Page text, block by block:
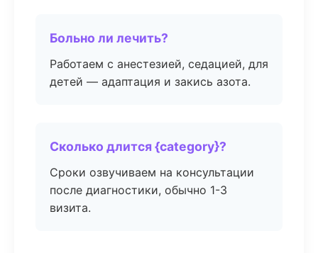
Больно ли лечить?
Работаем с анестезией, седацией, для
детей — адаптация и закись азота.
Сколько длится {category}?
Сроки озвучиваем на консультации
после диагностики, обычно 1-3
визита.